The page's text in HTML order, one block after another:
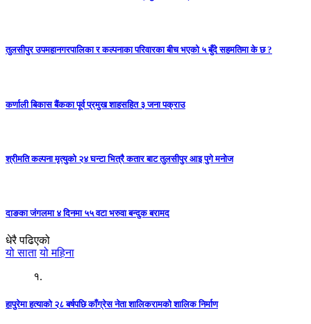
तुलसीपुर उपमहानगरपालिका र कल्पनाका परिवारका बीच भएको ५ बुँदे सहमतिमा के छ ?
कर्णाली बिकास बैंकका पूर्व प्रमुख शाहसहित ३ जना पक्राउ
श्रीमति कल्पना मृत्युको २४ घन्टा भित्रै कतार बाट तुलसीपुर आइ पुगे मनोज
दाङका जंगलमा ४ दिनमा ५५ वटा भरुवा बन्दुक बरामद
धेरै पढिएको
यो साता यो महिना
१.
हापुरेमा हत्याको २८ बर्षपछि काँग्रेस नेता शालिकरामको शालिक निर्माण